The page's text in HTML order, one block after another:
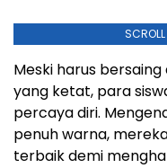
Meski harus
yang ketat, para
percaya diri.
penuh warna,
terbaik demi